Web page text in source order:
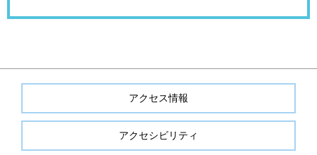
アクセス情報
アクセシビリティ